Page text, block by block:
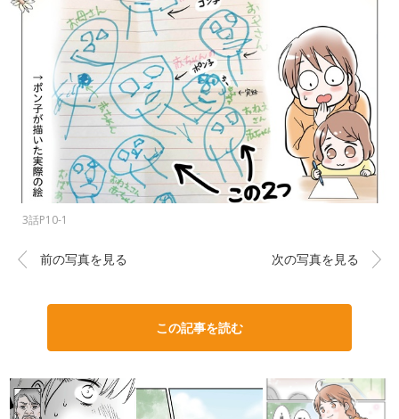
3話P10-1
前の写真を見る 次の写真を見る
この記事を読む